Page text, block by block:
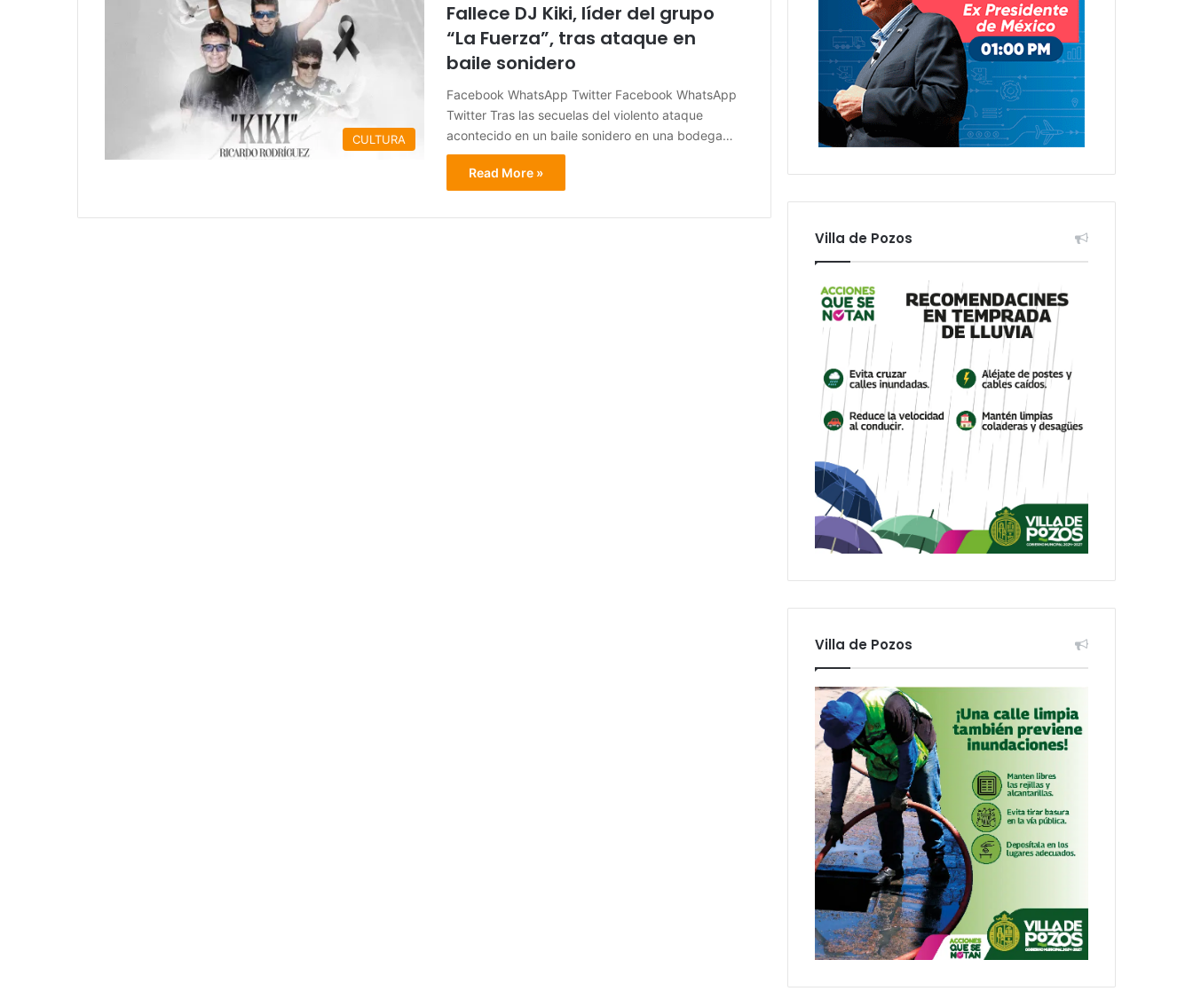
CULTURA
Fallece DJ Kiki, líder del grupo
“La Fuerza”, tras ataque en
baile sonidero
Facebook WhatsApp Twitter Facebook WhatsApp
Twitter Tras las secuelas del violento ataque
acontecido en un baile sonidero en una bodega…
Read More »
Villa de Pozos
Villa de Pozos